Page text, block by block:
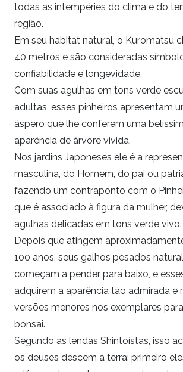
todas as intempéries do clima e do
região.
Em seu habitat natural, o Kuromatsu
40 metros e são consideradas
confiabilidade e longevidade.
Com suas agulhas em tons verde
adultas, esses pinheiros apresentam
áspero que lhe conferem uma
aparência de árvore vivida.
Nos jardins Japoneses ele é a
masculina, do Homem, do pai ou
fazendo um contraponto com o
que é associado à figura da mulher,
agulhas delicadas em tons verde vivo.
Depois que atingem
100 anos, seus galhos pesados
começam a pender para baixo, e
adquirem a aparência tão admirada e
versões menores nos exemplares
bonsai.
Segundo as lendas Shintoístas, isso
os deuses descem à terra: primeiro